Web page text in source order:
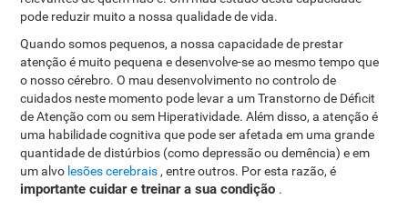
pode reduzir muito a nossa qualidade de vida.
Quando somos pequenos, a nossa capacidade de prestar
atenção é muito pequena e desenvolve-se ao mesmo tempo que
o nosso cérebro. O mau desenvolvimento no controlo de
cuidados neste momento pode levar a um Transtorno de Déficit
de Atenção com ou sem Hiperatividade. Além disso, a atenção é
uma habilidade cognitiva que pode ser afetada em uma grande
quantidade de distúrbios (como depressão ou demência) e em
um alvo lesões cerebrais , entre outros. Por esta razão, é
importante cuidar e treinar a sua condição .